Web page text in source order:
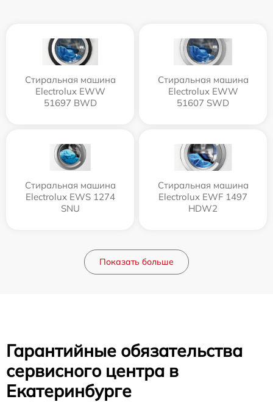
Стиральная машина
Electrolux EWW
51697 BWD
Стиральная машина
Electrolux EWW
51607 SWD
Стиральная машина
Electrolux EWS 1274
SNU
Стиральная машина
Electrolux EWF 1497
HDW2
Показать больше
Гарантийные обязательства
сервисного центра в
Екатеринбурге